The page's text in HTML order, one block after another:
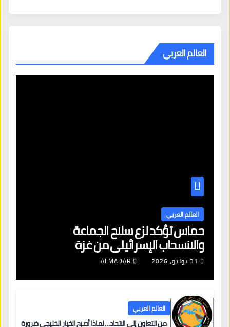
العالم العربي
العالم العربي
حماس تؤكد نزع سلاح الجماعة
والانسحاب الإسرائيلي من غزة
31 يوليو، 2026 ALMADAR
العالم العربي
من التعاون إلى الاتحاد… لماذا أصبح الخيار الخليجي ضرورة